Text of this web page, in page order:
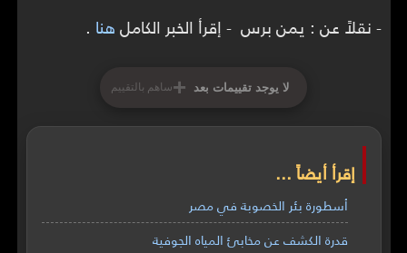
- نقلاً عن : يمن برس - إقرأ الخبر الكاملهنا .
لا يوجد تقييمات بعد +ساهم بالتقييم
إقرأ أيضاً ...
أسطورة بئر الخصوبة في مصر
قدرة الكشف عن مخابئ المياه الجوفية